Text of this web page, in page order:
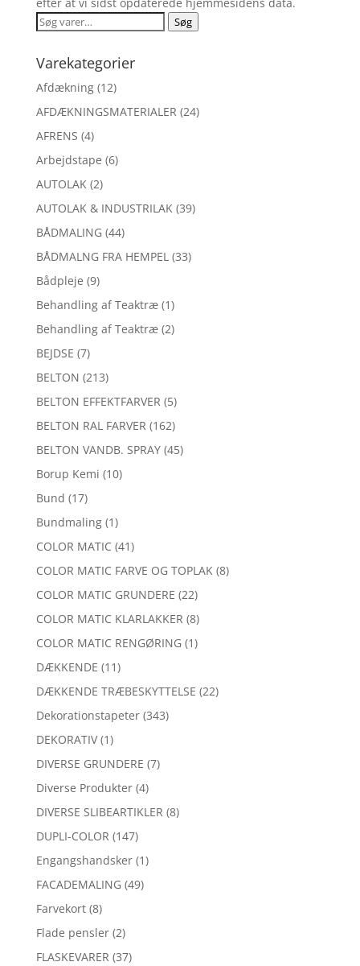
Søg
Søg
Varekategorier
Afdækning (12)
AFDÆKNINGSMATERIALER (24)
AFRENS (4)
Arbejdstape (6)
AUTOLAK (2)
AUTOLAK & INDUSTRILAK (39)
BÅDMALING (44)
BÅDMALNG FRA HEMPEL (33)
Bådpleje (9)
Behandling af Teaktræ (1)
Behandling af Teaktræ (2)
BEJDSE (7)
BELTON (213)
BELTON EFFEKTFARVER (5)
BELTON RAL FARVER (162)
BELTON VANDB. SPRAY (45)
Borup Kemi (10)
Bund (17)
Bundmaling (1)
COLOR MATIC (41)
COLOR MATIC FARVE OG TOPLAK (8)
COLOR MATIC GRUNDERE (22)
COLOR MATIC KLARLAKKER (8)
COLOR MATIC RENGØRING (1)
DÆKKENDE (11)
DÆKKENDE TRÆBESKYTTELSE (22)
Dekorationstapeter (343)
DEKORATIV (1)
DIVERSE GRUNDERE (7)
Diverse Produkter (4)
DIVERSE SLIBEARTIKLER (8)
DUPLI-COLOR (147)
Engangshandsker (1)
FACADEMALING (49)
Farvekort (8)
Flade pensler (2)
FLASKEVARER (37)